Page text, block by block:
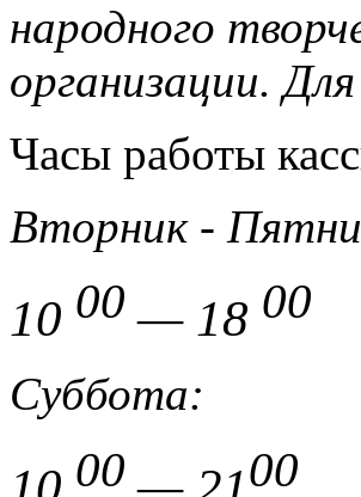
народного
организации.
Часы работы
Вторник -
10 00 — 18 00
Суббота:
00 00